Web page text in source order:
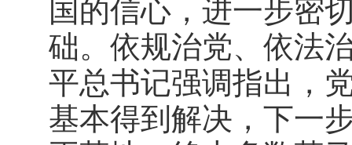
国的信心，进一步密
础。依规治党、依法
平总书记强调指出，
基本得到解决，下一